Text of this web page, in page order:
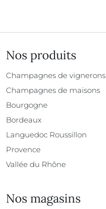
Nos produits
Champagnes de vignerons
Champagnes de maisons
Bourgogne
Bordeaux
Languedoc Roussillon
Provence
Vallée du Rhône
Nos magasins